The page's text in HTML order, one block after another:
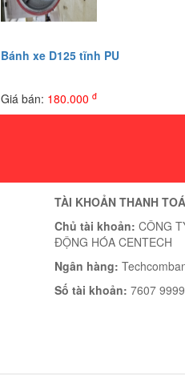
Bánh xe D125 tĩnh PU
Giá bán: 180.000 đ
TÀI KHOẢN THANH
Chủ tài khoản: CÔNG
ĐỘNG HÓA CENTECH
Ngân hàng:
Số tài khoản: 7607 9999